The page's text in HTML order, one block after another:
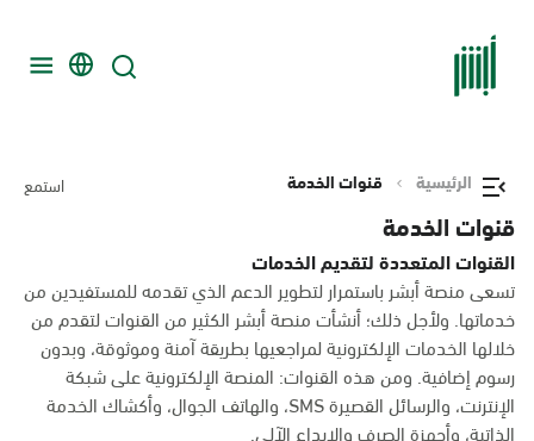
الرئيسية قنوات الخدمة استمع
قنوات الخدمة
القنوات المتعددة لتقديم الخدمات
تسعى منصة أبشر باستمرار لتطوير الدعم الذي تقدمه للمستفيدين من
خدماتها. ولأجل ذلك؛ أنشأت منصة أبشر الكثير من القنوات لتقدم من
خلالها الخدمات الإلكترونية لمراجعيها بطريقة آمنة وموثوقة، وبدون
رسوم إضافية. ومن هذه القنوات: المنصة الإلكترونية على شبكة
الإنترنت، والرسائل القصيرة SMS، والهاتف الجوال، وأكشاك الخدمة
الذاتية، وأجهزة الصرف والإيداع الآلي.